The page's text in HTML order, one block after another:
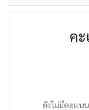
ค
ยังไม่มีคะแน